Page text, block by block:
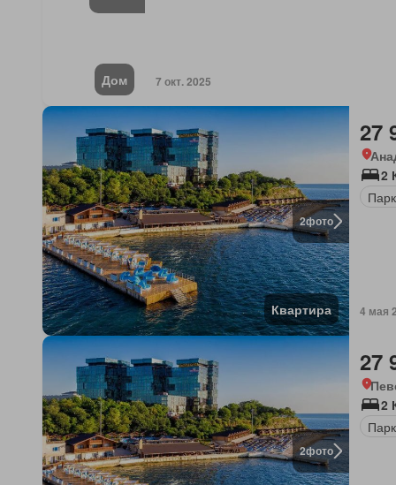
Дом 7 окт. 2025
2фото
Квартира
27
2
4 мая
2фото
27
2